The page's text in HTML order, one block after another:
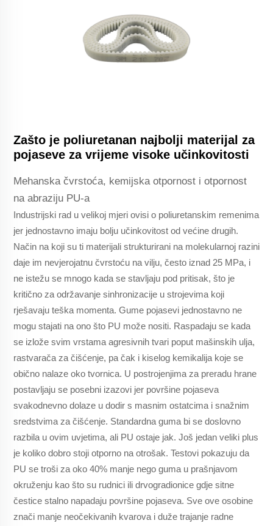
Zašto je poliuretanan najbolji materijal za
pojaseve za vrijeme visoke učinkovitosti
Mehanska čvrstoća, kemijska otpornost i otpornost
na abraziju PU-a
Industrijski rad u velikoj mjeri ovisi o poliuretanskim remenima
jer jednostavno imaju bolju učinkovitost od većine drugih.
Način na koji su ti materijali strukturirani na molekularnoj razini
daje im nevjerojatnu čvrstoću na vilju, često iznad 25 MPa, i
ne istežu se mnogo kada se stavljaju pod pritisak, što je
kritično za održavanje sinhronizacije u strojevima koji
rješavaju teška momenta. Gume pojasevi jednostavno ne
mogu stajati na ono što PU može nositi. Raspadaju se kada
se izlože svim vrstama agresivnih tvari poput mašinskih ulja,
rastvarača za čišćenje, pa čak i kiselog kemikalija koje se
obično nalaze oko tvornica. U postrojenjima za preradu hrane
postavljaju se posebni izazovi jer površine pojaseva
svakodnevno dolaze u dodir s masnim ostatcima i snažnim
sredstvima za čišćenje. Standardna guma bi se doslovno
razbila u ovim uvjetima, ali PU ostaje jak. Još jedan veliki plus
je koliko dobro stoji otporno na otrošak. Testovi pokazuju da
PU se troši za oko 40% manje nego guma u prašnjavom
okruženju kao što su rudnici ili drvogradionice gdje sitne
čestice stalno napadaju površine pojaseva. Sve ove osobine
znači manje neočekivanih kvarova i duže trajanje radne